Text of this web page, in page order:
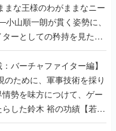
まな王様のわがままなニー
山順一朗が貫く姿勢に、
ーとしての矜持を見た
終回】
：バーチャファイター編】
のために、軍事技術を採り
勢を味方につけて、ゲー
した鈴木 裕の功績【若ゲ